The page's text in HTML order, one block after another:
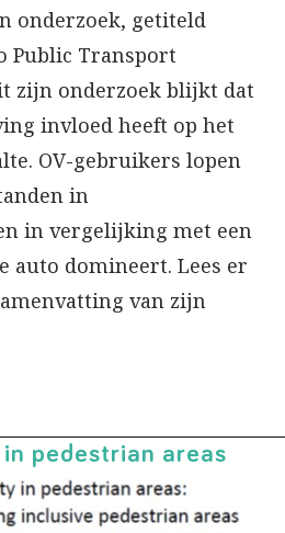
onderzoek, getiteld
Public Transport
zijn onderzoek blijkt dat
invloed heeft op het
OV-gebruikers lopen
in
in vergelijking met een
auto domineert. Lees er
van zijn
pedestrian areas